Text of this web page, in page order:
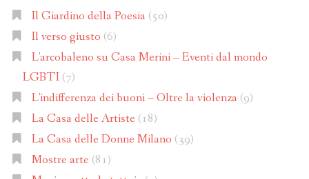
Il Giardino della Poesia (50)
Il verso giusto (6)
L'arcobaleno su Casa Merini – Eventi dal mondo
LGBTI(7)
L'indifferenza dei buoni – Oltre la violenza (9)
La Casa delle Artiste (18)
La Casa delle Donne Milano (39)
Mostre arte (81)